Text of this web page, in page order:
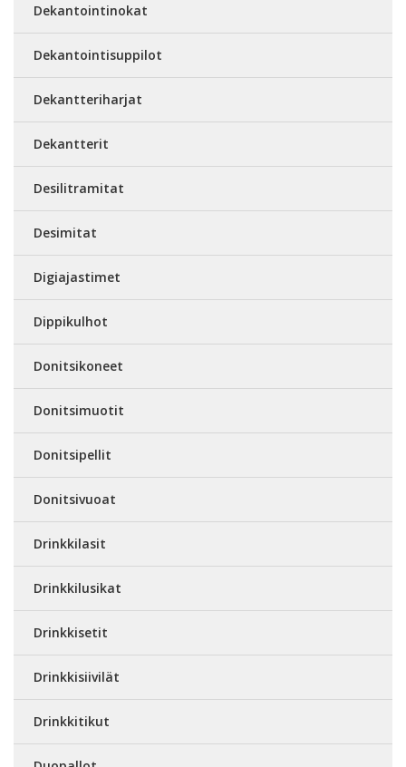
Dekantointinokat
Dekantointisuppilot
Dekantteriharjat
Dekantterit
Desilitramitat
Desimitat
Digiajastimet
Dippikulhot
Donitsikoneet
Donitsimuotit
Donitsipellit
Donitsivuoat
Drinkkilasit
Drinkkilusikat
Drinkkisetit
Drinkkisiivilät
Drinkkitikut